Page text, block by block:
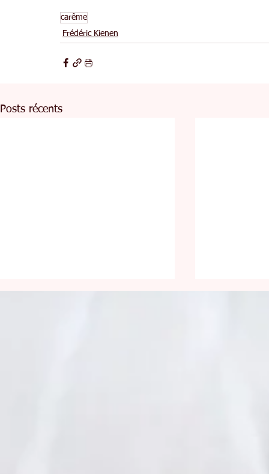
carême
Frédéric Kienen
Posts récents